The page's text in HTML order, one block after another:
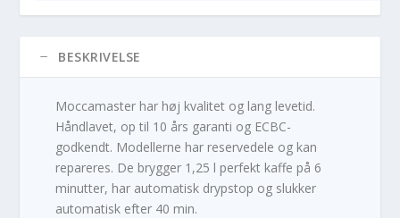
BESKRIVELSE
Moccamaster har høj kvalitet og lang levetid.
Håndlavet, op til 10 års garanti og ECBC-
godkendt. Modellerne har reservedele og kan
repareres. De brygger 1,25 l perfekt kaffe på 6
minutter, har automatisk drypstop og slukker
automatisk efter 40 min.